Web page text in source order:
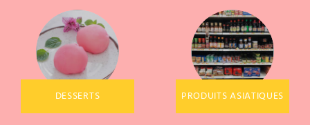
DESSERTS PRODUITS ASIATIQUES